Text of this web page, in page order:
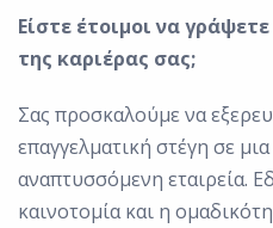
Είστε έτοιμοι να
της καριέρας σας;
Σας προσκαλούμε να
επαγγελματική στέγη σε
αναπτυσσόμενη εταιρεία.
καινοτομία και η